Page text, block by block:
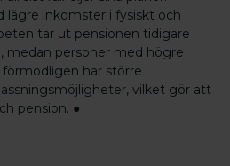
lägre inkomster i fysiskt och
tar ut pensionen tidigare
medan personer med högre
har större
vilket gör att
pension. ●